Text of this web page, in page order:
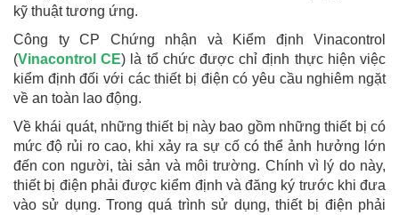
kỹ thuật tương ứng.
Công ty CP Chứng nhận và Kiểm định Vinacontrol
(Vinacontrol CE) là tổ chức được chỉ định thực hiện việc
kiểm định đối với các thiết bị điện có yêu cầu nghiêm ngặt
về an toàn lao động.
Về khái quát, những thiết bị này bao gồm những thiết bị có
mức độ rủi ro cao, khi xảy ra sự cố có thể ảnh hưởng lớn
đến con người, tài sản và môi trường. Chính vì lý do này,
thiết bị điện phải được kiểm định và đăng ký trước khi đưa
vào sử dụng. Trong quá trình sử dụng, thiết bị điện phải